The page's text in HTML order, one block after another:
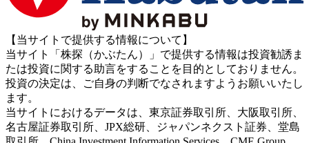
【当サイトで提供する情報について】
当サイト「株探（かぶたん）」で提供する情報は投資勧誘ま
たは投資に関する助言をすることを目的としておりません。
投資の決定は、ご自身の判断でなされますようお願いいたし
ます。
当サイトにおけるデータは、東京証券取引所、大阪取引所、
名古屋証券取引所、JPX総研、ジャパンネクスト証券、堂島